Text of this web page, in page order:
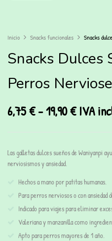
Inicio Snacks funcionales Snacks
Snacks Dulces
Perros
6,75€ -19,90€IVA
Las galletas dulces sueñosde Waniyanpi
nerviosismos y ansiedad.
Hechos a mano por patitas humanas.
Para perros nerviosos o con ansiedad
Indicado para viajes para eliminar
Valeriana y manzanilla como
Apto para perros mayores de 1 año.